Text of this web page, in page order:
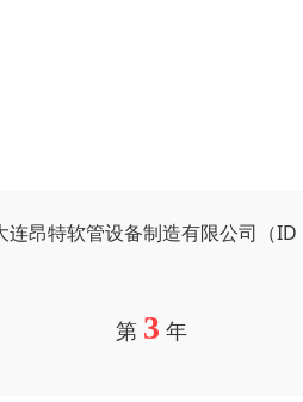
昂特软管设备制造有限公司（ID
第 3 年